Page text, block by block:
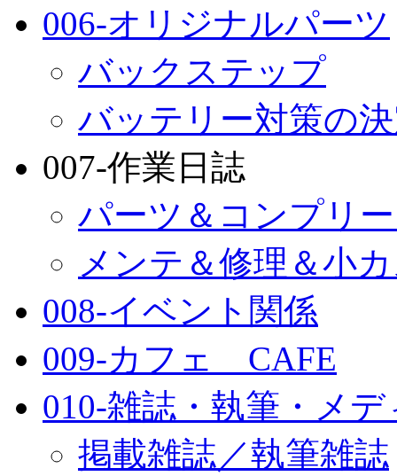
006-オリジナルパーツ
バックステップ
バッテリー対策の
007-作業日誌
パーツ＆コンプリ
メンテ＆修理＆小
008-イベント関係
009-カフェ CAFE
010-雑誌・執筆・メ
掲載雑誌／執筆雑誌